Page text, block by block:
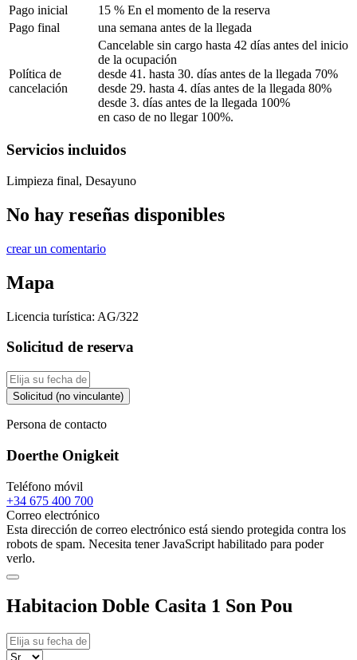
Pago inicial
15 % En el momento de la reserva
Pago final
una semana antes de la llegada
Política de
cancelación
Cancelable sin cargo hasta 42 días antes del inicio
de la ocupación
desde 41. hasta 30. días antes de la llegada 70%
desde 29. hasta 4. días antes de la llegada 80%
desde 3. días antes de la llegada 100%
en caso de no llegar 100%.
Servicios incluidos
Limpieza final, Desayuno
No hay reseñas disponibles
crear un comentario
Mapa
Licencia turística: AG/322
Solicitud de reserva
Solicitud (no vinculante)
Persona de contacto
Doerthe Onigkeit
Teléfono móvil
+34 675 400 700
Correo electrónico
Esta dirección de correo electrónico está siendo protegida contra los
robots de spam. Necesita tener JavaScript habilitado para poder
verlo.
Habitacion Doble Casita 1 Son Pou